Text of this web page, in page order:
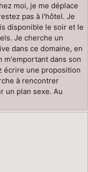
moi, je me déplace
pas à l'hôtel. Je
disponible le soir et le
Je cherche un
dans ce domaine, en
m'emportant dans son
écrire une proposition
à rencontrer
un plan sexe. Au